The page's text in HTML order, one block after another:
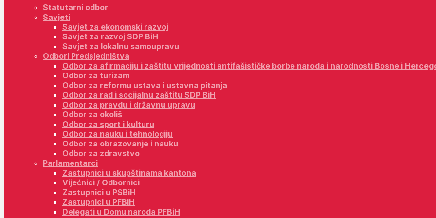
Statutarni odbor
Savjeti
Savjet za ekonomski razvoj
Savjet za razvoj SDP BiH
Savjet za lokalnu samoupravu
Odbori Predsjedništva
Odbor za afirmaciju i zaštitu vrijednosti antifašističke borbe naroda i narodnosti Bosne i
Odbor za turizam
Odbor za reformu ustava i ustavna pitanja
Odbor za rad i socijalnu zaštitu SDP BiH
Odbor za pravdu i državnu upravu
Odbor za okoliš
Odbor za sport i kulturu
Odbor za nauku i tehnologiju
Odbor za obrazovanje i nauku
Odbor za zdravstvo
Parlamentarci
Zastupnici u skupštinama kantona
Vijećnici / Odbornici
Zastupnici u PSBiH
Zastupnici u PFBiH
Delegati u Domu naroda PFBiH